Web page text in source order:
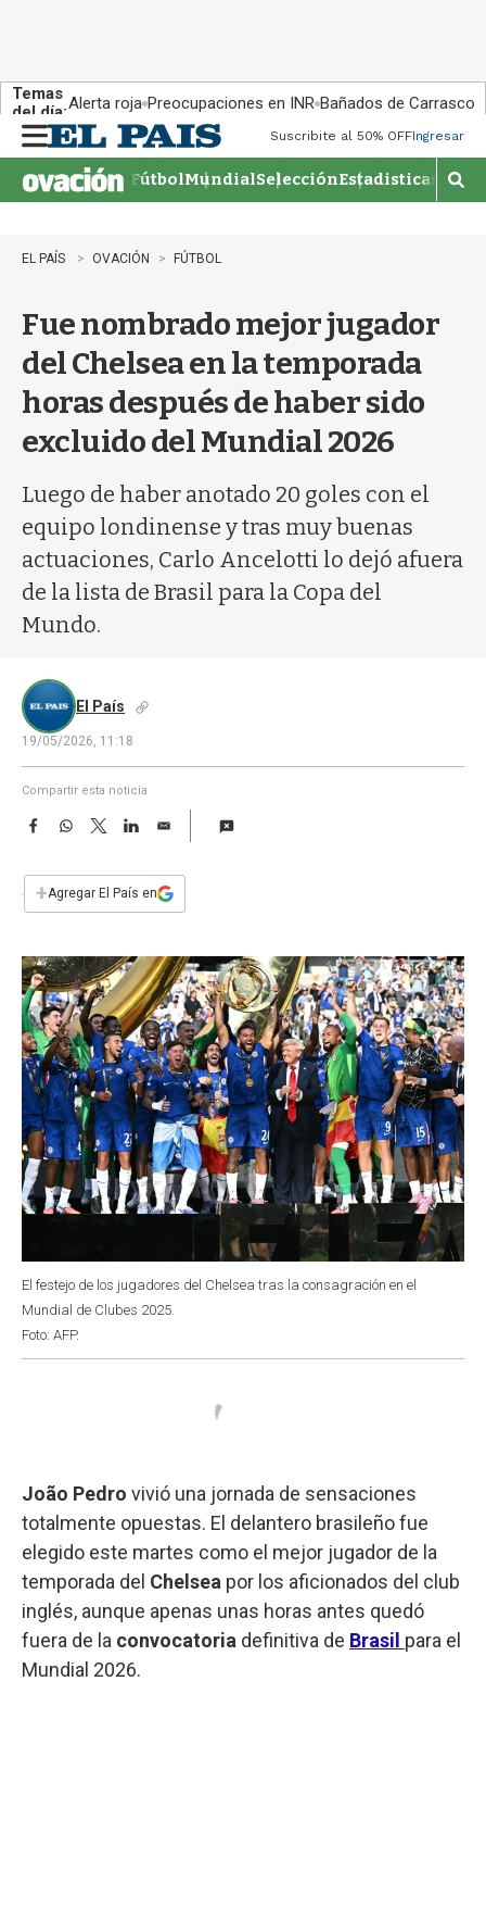
Temas
del día:Alerta roja Preocupaciones en INR Bañados de Carrasco
n
u
Suscribite al 50% OFFIngresar
FútbolMundialSelecciónEstadisticas
M
o
EL PAÍS OVACIÓN FÚTBOL
Fue nombrado mejor jugador
del Chelsea en la temporada
horas después de haber sido
excluido del Mundial 2026
Luego de haber anotado 20 goles con el
equipo londinense y tras muy buenas
actuaciones, Carlo Ancelotti lo dejó afuera
de la lista de Brasil para la Copa del
Mundo.
El País
19/05/2026, 11:18
Compartir esta noticia
F
e
b
k
W
s
p
T
w
t
L
n
E
i
l
+Agregar El País en
El festejo de los jugadores del Chelsea tras la consagración en el
Mundial de Clubes 2025.
Foto: AFP.
João Pedro vivió una jornada de sensaciones
totalmente opuestas. El delantero brasileño fue
elegido este martes como el mejor jugador de la
temporada del Chelsea por los aficionados del club
inglés, aunque apenas unas horas antes quedó
fuera de la convocatoria definitiva de Brasil para el
Mundial 2026.